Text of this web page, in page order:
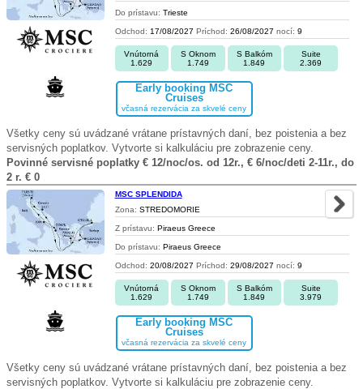
Do prístavu: Trieste
Odchod: 17/08/2027 Príchod: 26/08/2027 nocí: 9
Vnútorná
1.629
S Oknom
1.749
S Balkóm
1.849
Suite
2.369
Early booking MSC
Cruises
včasná rezervácia za skvelé ceny
Všetky ceny sú uvádzané vrátane prístavných daní, bez poistenia a bez
servisných poplatkov. Vytvorte si kalkuláciu pre zobrazenie ceny.
Povinné servisné poplatky € 12/noc/os. od 12r., € 6/noc/deti 2-11r., do
2 r. € 0
MSC SPLENDIDA
Zona: STREDOMORIE
Z prístavu: Piraeus Greece
Do prístavu: Piraeus Greece
Odchod: 20/08/2027 Príchod: 29/08/2027 nocí: 9
Vnútorná
1.629
S Oknom
1.749
S Balkóm
1.849
Suite
3.979
Early booking MSC
Cruises
včasná rezervácia za skvelé ceny
Všetky ceny sú uvádzané vrátane prístavných daní, bez poistenia a bez
servisných poplatkov. Vytvorte si kalkuláciu pre zobrazenie ceny.